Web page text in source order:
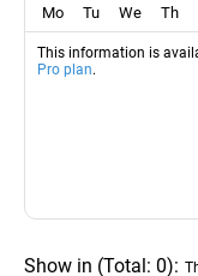
Mo Tu We Th
This information is
Pro plan.
Show in (Total: 0):